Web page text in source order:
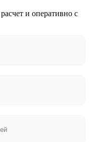
и оперативно с